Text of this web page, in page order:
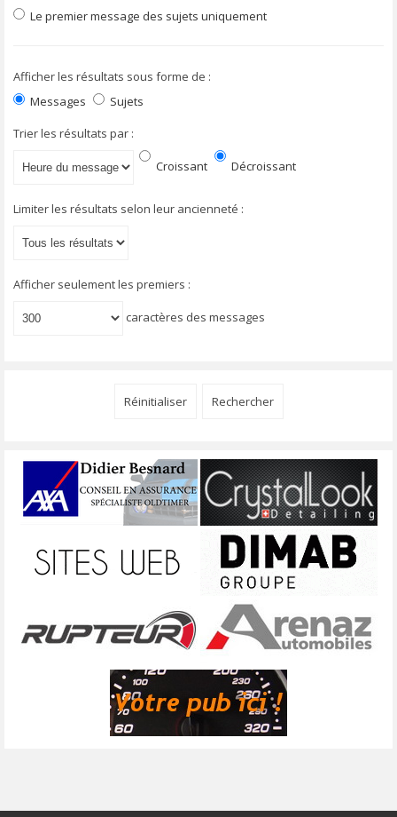
Le premier message des sujets uniquement
Afficher les résultats sous forme de :
Messages
Sujets
Trier les résultats par :
Croissant Décroissant
Limiter les résultats selon leur ancienneté :
Afficher seulement les premiers :
caractères des messages